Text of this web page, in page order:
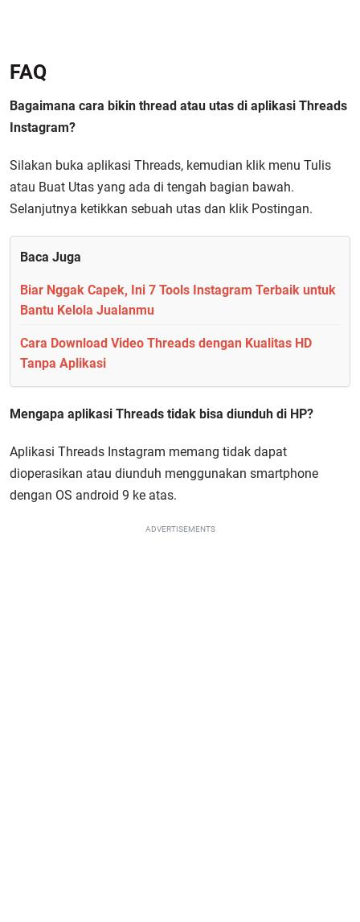
FAQ
Bagaimana cara bikin thread atau utas di aplikasi Threads
Instagram?
Silakan buka aplikasi Threads, kemudian klik menu Tulis
atau Buat Utas yang ada di tengah bagian bawah.
Selanjutnya ketikkan sebuah utas dan klik Postingan.
Baca Juga
Biar Nggak Capek, Ini 7 Tools Instagram Terbaik untuk
Bantu Kelola Jualanmu
Cara Download Video Threads dengan Kualitas HD
Tanpa Aplikasi
Mengapa aplikasi Threads tidak bisa diunduh di HP?
Aplikasi Threads Instagram memang tidak dapat
dioperasikan atau diunduh menggunakan smartphone
dengan OS android 9 ke atas.
ADVERTISEMENTS